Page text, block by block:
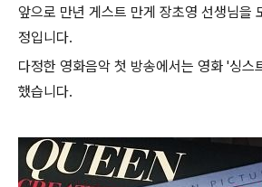
앞으로 만년 게스트 만게 장초영 선생님을
정입니다.
다정한 영화음악 첫 방송에서는 영화 '싱스
했습니다.